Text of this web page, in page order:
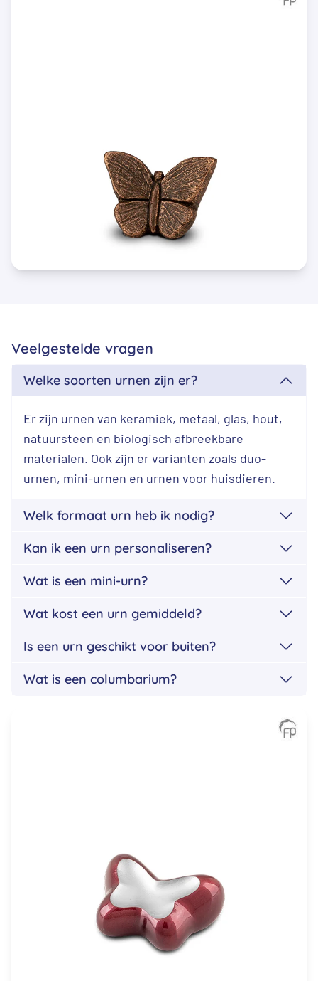
Veelgestelde vragen
Welke soorten urnen zijn er?
Er zijn urnen van keramiek, metaal, glas, hout,
natuursteen en biologisch afbreekbare
materialen. Ook zijn er varianten zoals duo-
urnen, mini-urnen en urnen voor huisdieren.
Welk formaat urn heb ik nodig?
Kan ik een urn personaliseren?
Wat is een mini-urn?
Wat kost een urn gemiddeld?
Is een urn geschikt voor buiten?
Wat is een columbarium?